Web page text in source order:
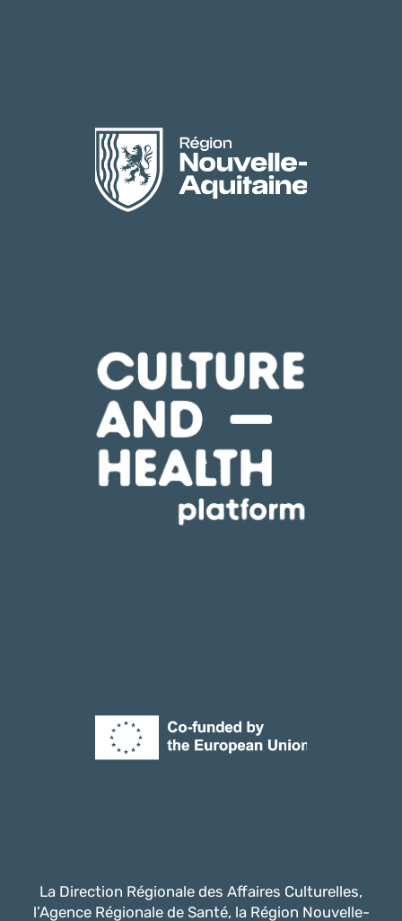
La Direction Régionale des Affaires Culturelles,
l’Agence Régionale de Santé, la Région Nouvelle-